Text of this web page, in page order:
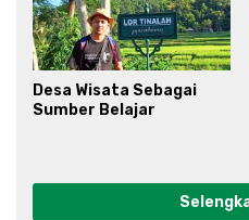
Desa Wisata Sebagai
Sumber Belajar